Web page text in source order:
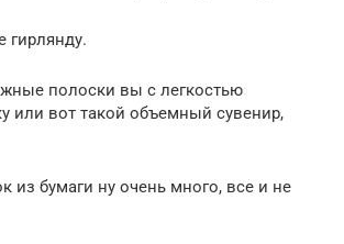
гирлянду.
полоски вы с легкостью
или вот такой объемный сувенир,
из бумаги ну очень много, все и не